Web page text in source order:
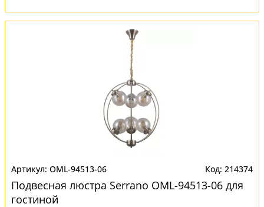
OML-94513-06 214374
Подвесная люстра Serrano OML-94513-06 для
гостиной